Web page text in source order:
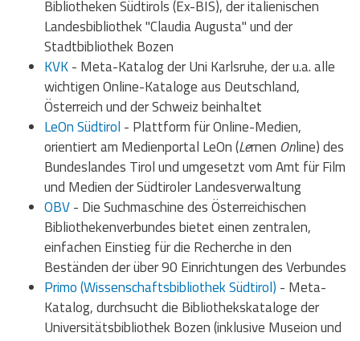
Bibliotheken Südtirols (Ex-BIS), der italienischen
Landesbibliothek "Claudia Augusta" und der
Stadtbibliothek Bozen
KVK- Meta-Katalog der Uni Karlsruhe, der u.a. alle
wichtigen Online-Kataloge aus Deutschland,
Österreich und der Schweiz beinhaltet
LeOn Südtirol - Plattform für Online-Medien,
orientiert am Medienportal LeOn (Lernen Online) des
Bundeslandes Tirol und umgesetzt vom Amt für Film
und Medien der Südtiroler Landesverwaltung
OBV- Die Suchmaschine des Österreichischen
Bibliothekenverbundesbietet einen zentralen,
einfachen Einstieg für die Recherche in den
Beständen der über 90 Einrichtungen des Verbundes
Primo (Wissenschaftsbibliothek Südtirol) - Meta-
Katalog, durchsucht die Bibliothekskataloge der
Universitätsbibliothek Bozen (inklusive Museion und